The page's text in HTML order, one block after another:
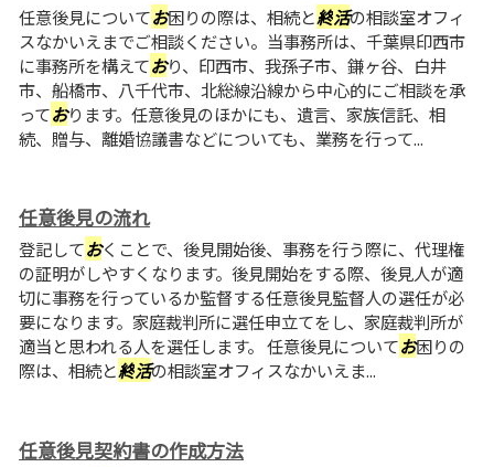
任意後見についてお困りの際は、相続と終活の相談室オフィ
スなかいえまでご相談ください。当事務所は、千葉県印西市
に事務所を構えており、印西市、我孫子市、鎌ヶ谷、白井
市、船橋市、八千代市、北総線沿線から中心的にご相談を承
っております。任意後見のほかにも、遺言、家族信託、相
続、贈与、離婚協議書などについても、業務を行って...
任意後見の流れ
登記しておくことで、後見開始後、事務を行う際に、代理権
の証明がしやすくなります。後見開始をする際、後見人が適
切に事務を行っているか監督する任意後見監督人の選任が必
要になります。家庭裁判所に選任申立てをし、家庭裁判所が
適当と思われる人を選任します。 任意後見についてお困りの
際は、相続と終活の相談室オフィスなかいえま...
任意後見契約書の作成方法